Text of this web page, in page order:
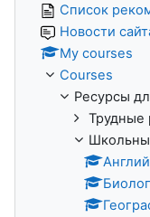
Список
Новости
My courses
Courses
Ресурсы
Трудные